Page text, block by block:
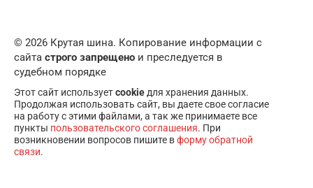
© 2026 Крутая шина. Копирование информации с
сайта строго запрещено и преследуется в
судебном порядке
Этот сайт используетcookie для хранения данных.
Продолжая использовать сайт, вы даете свое согласие
на работу с этими файлами, а так же принимаете все
пункты пользовательского соглашения. При
возникновении вопросов пишите вформу обратной
связи.